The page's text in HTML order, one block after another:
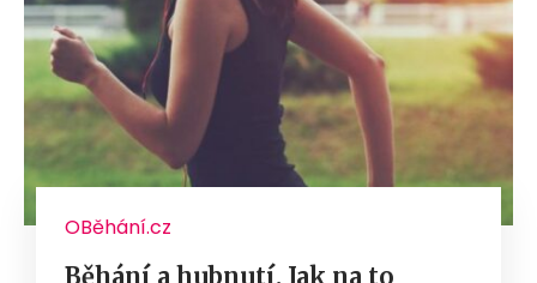
OBěhání.cz
Běhání a hubnutí. Jak na to